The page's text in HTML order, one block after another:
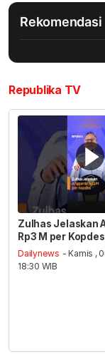
Rekomendasi
Republika TV
Zulhas Jelaskan
Rp3 M per Kopdes
Dailynews - Kamis ,
18:30 WIB